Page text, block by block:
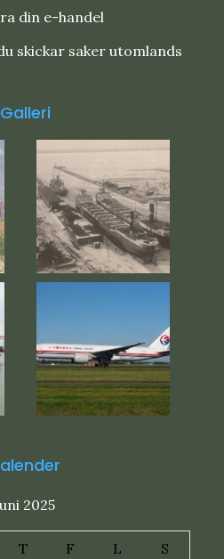
din e-handel
skickar saker utomlands
Galleri
2025
T F L
S